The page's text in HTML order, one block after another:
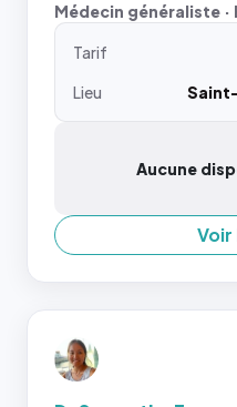
Médecin généraliste ·
Tarif
Lieu
Aucune
Voir